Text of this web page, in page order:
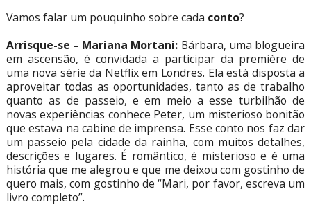
Vamos falar um pouquinho sobre cada conto?
Arrisque-se – Mariana Mortani: Bárbara, uma blogueira
em ascensão, é convidada a participar da première de
uma nova série da Netflix em Londres. Ela está disposta a
aproveitar todas as oportunidades, tanto as de trabalho
quanto as de passeio, e em meio a esse turbilhão de
novas experiências conhece Peter, um misterioso bonitão
que estava na cabine de imprensa. Esse conto nos faz dar
um passeio pela cidade da rainha, com muitos detalhes,
descrições e lugares. É romântico, é misterioso e é uma
história que me alegrou e que me deixou com gostinho de
quero mais, com gostinho de “Mari, por favor, escreva um
livro completo”.